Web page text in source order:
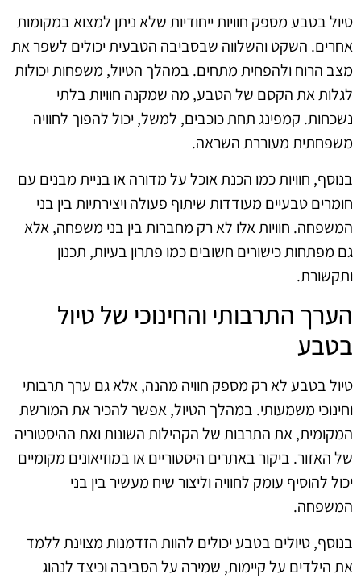
טיול בטבע מספק חוויות ייחודיות שלא ניתן למצוא במקומות
אחרים. השקט והשלווה שבסביבה הטבעית יכולים לשפר את
מצב הרוח ולהפחית מתחים. במהלך הטיול, משפחות יכולות
לגלות את הקסם של הטבע, מה שמקנה חוויות בלתי
נשכחות. קמפינג תחת כוכבים, למשל, יכול להפוך לחוויה
משפחתית מעוררת השראה.
בנוסף, חוויות כמו הכנת אוכל על מדורה או בניית מבנים עם
חומרים טבעיים מעודדות שיתוף פעולה ויצירתיות בין בני
המשפחה. חוויות אלו לא רק מחברות בין בני משפחה, אלא
גם מפתחות כישורים חשובים כמו פתרון בעיות, תכנון
ותקשורת.
הערך התרבותי והחינוכי של טיול
בטבע
טיול בטבע לא רק מספק חוויה מהנה, אלא גם ערך תרבותי
וחינוכי משמעותי. במהלך הטיול, אפשר להכיר את המורשת
המקומית, את התרבות של הקהילות השונות ואת ההיסטוריה
של האזור. ביקור באתרים היסטוריים או במוזיאונים מקומיים
יכול להוסיף עומק לחוויה וליצור שיח מעשיר בין בני
המשפחה.
בנוסף, טיולים בטבע יכולים להוות הזדמנות מצוינת ללמד
את הילדים על קיימות, שמירה על הסביבה וכיצד לנהוג